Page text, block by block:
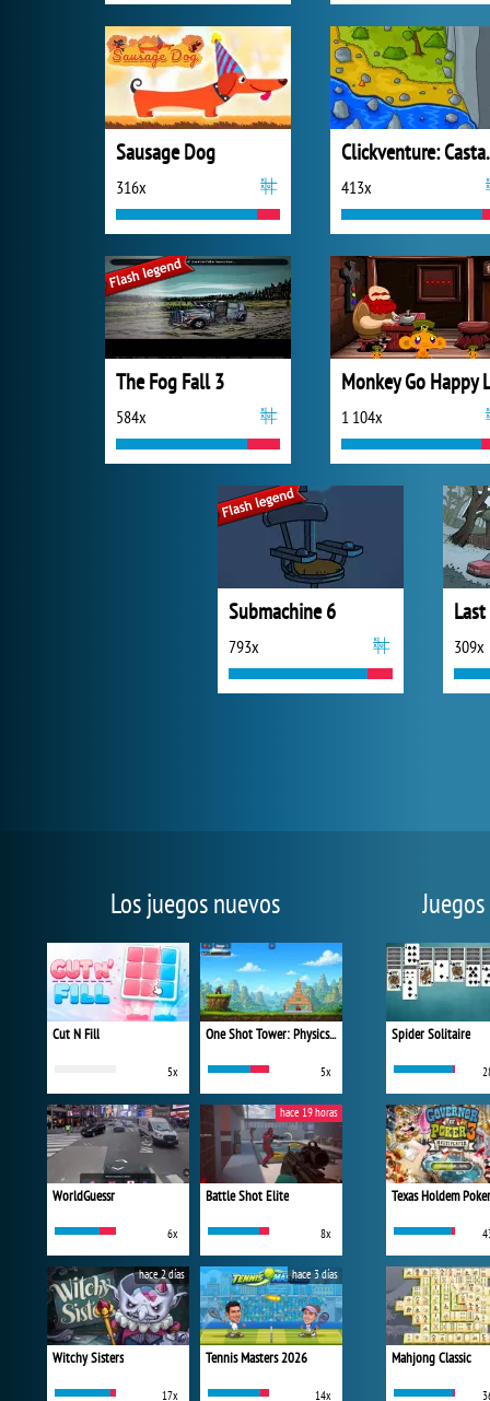
Sausage Dog
316x 413x
The Fog Fall 3
584x 1 104x
Submachine 6
793x 309x
Los juegos nuevos
Cut N Fill
5x
One Shot Tower: Physics Destroyer
5x
WorldGuessr
6x
Battle Shot Elite
8x
hace 19 horas
Witchy Sisters
17x
hace 2 días
Tennis Masters 2026
14x
hace 3 días
Spider Solitaire
Texas Holdem
Mahjong Classic